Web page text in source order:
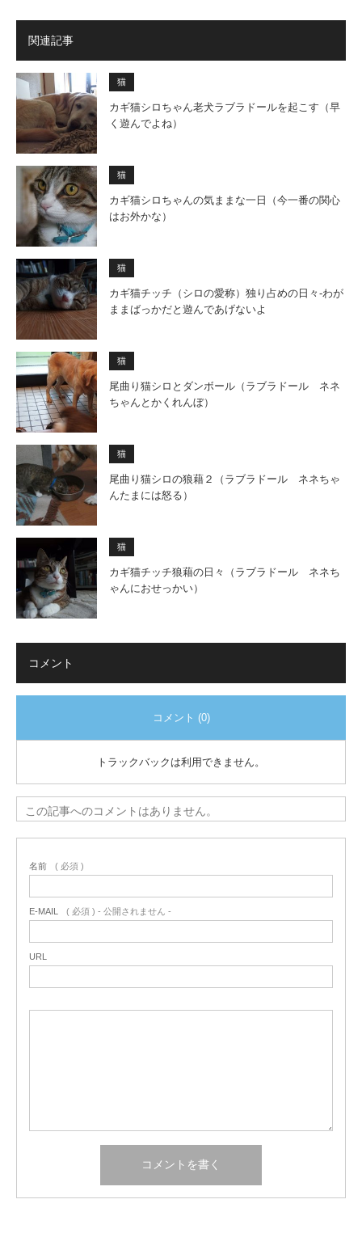
関連記事
猫
カギ猫シロちゃん老犬ラブラドールを起こす（早
く遊んでよね）
猫
カギ猫シロちゃんの気ままな一日（今一番の関心
はお外かな）
猫
カギ猫チッチ（シロの愛称）独り占めの日々‐わが
ままばっかだと遊んであげないよ
猫
尾曲り猫シロとダンボール（ラブラドール ネネ
ちゃんとかくれんぼ）
猫
尾曲り猫シロの狼藉２（ラブラドール ネネちゃ
んたまには怒る）
猫
カギ猫チッチ狼藉の日々（ラブラドール ネネち
ゃんにおせっかい）
コメント
コメント (0)
トラックバックは利用できません。
この記事へのコメントはありません。
名前 ( 必須 )
E-MAIL ( 必須 ) - 公開されません -
URL